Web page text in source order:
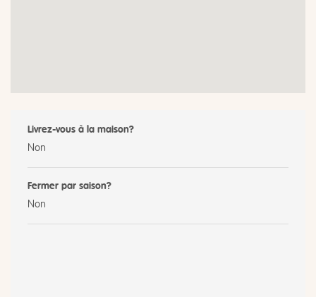
Livrez-vous à la maison?
Non
Fermer par saison?
Non